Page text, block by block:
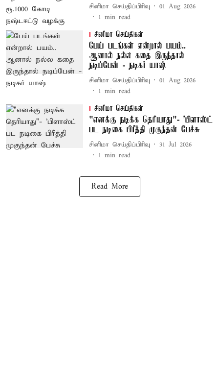
சினிமா செய்திப்பிரிவு
01 Aug 2026
1 min read
சினிமா செய்திகள்
பேய் படங்கள் என்றால் பயம்..
ஆனால் நல்ல கதை இருந்தால்
நடிப்பேன் - நடிகர் யாஷ்
சினிமா செய்திப்பிரிவு
01 Aug 2026
1 min read
சினிமா செய்திகள்
"எனக்கு நடிக்க தெரியாது"- 'பிளாஸ்ட்
பட நடிகை பிரீத்தி முகுந்தன் பேச்சு
சினிமா செய்திப்பிரிவு
31 Jul 2026
1 min read
Read More